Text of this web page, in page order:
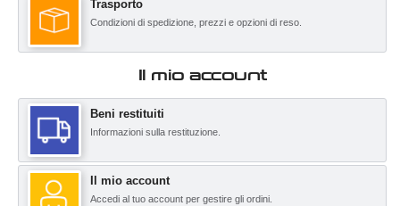
Trasporto
Condizioni di spedizione, prezzi e opzioni di reso.
Il mio account
Beni restituiti
Informazioni sulla restituzione.
Il mio account
Accedi al tuo account per gestire gli ordini.